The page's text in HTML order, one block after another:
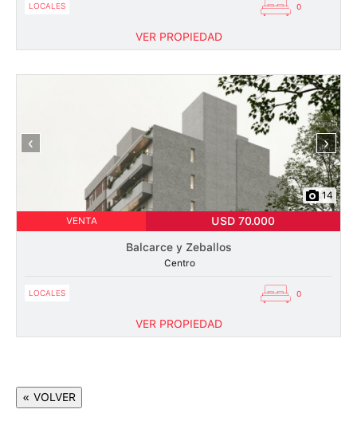
LOCALES 0
VER PROPIEDAD
‹ ›
14
VENTA USD 70.000
Balcarce y Zeballos
Centro
LOCALES 0
VER PROPIEDAD
« VOLVER